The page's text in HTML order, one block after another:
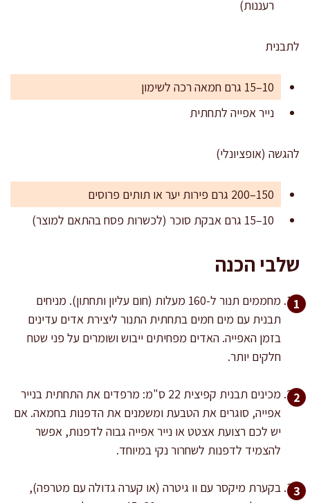
רעננות)
לתבנית
10–15 גרם חמאה רכה לשימון
נייר אפייה לתחתית
להגשה (אופציונלי)
150–200 גרם פירות יער או תותים פרוסים
10–15 גרם אבקת סוכר (לכשרות פסח בהתאם למוצר)
שלבי הכנה
מחממים תנור ל-160 מעלות (חום עליון ותחתון). מניחים
תבנית עם מים חמים בתחתית התנור ליצירת אדים עדינים
בזמן האפייה. האדים מפחיתים ייבוש ושומרים על פני שטח
חלקים יותר.
מכינים תבנית קפיצית 22 ס"מ: מרפדים את התחתית בנייר
אפייה, סוגרים את הטבעת ומשמנים את הדפנות בחמאה. אם
יש לכם רצועת אצטט או נייר אפייה גבוה לדפנות, אפשר
להצמיד לדפנות לשחרור נקי במיוחד.
בקערת מיקסר עם וו גיטרה (או קערה גדולה עם מטרפה),